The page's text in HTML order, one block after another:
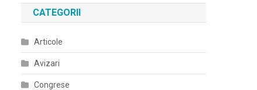
CATEGORII
Articole
Avizari
Congrese